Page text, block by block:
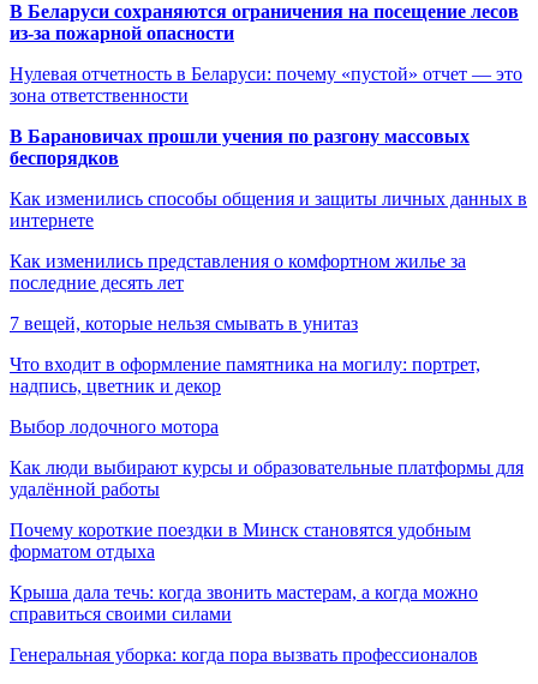
В Беларуси сохраняются ограничения на посещение лесов
из-за пожарной опасности
Нулевая отчетность в Беларуси: почему «пустой» отчет — это
зона ответственности
В Барановичах прошли учения по разгону массовых
беспорядков
Как изменились способы общения и защиты личных данных в
интернете
Как изменились представления о комфортном жилье за
последние десять лет
7 вещей, которые нельзя смывать в унитаз
Что входит в оформление памятника на могилу: портрет,
надпись, цветник и декор
Выбор лодочного мотора
Как люди выбирают курсы и образовательные платформы для
удалённой работы
Почему короткие поездки в Минск становятся удобным
форматом отдыха
Крыша дала течь: когда звонить мастерам, а когда можно
справиться своими силами
Генеральная уборка: когда пора вызвать профессионалов